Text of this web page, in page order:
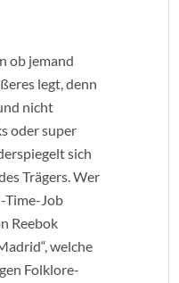
ob jemand
legt, denn
nicht
oder super
sich
Trägers. Wer
Time-Job
Reebok
welche
Folklore-